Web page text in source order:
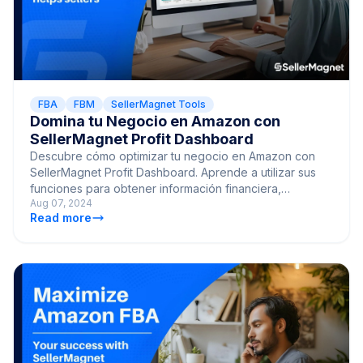
FBA FBM SellerMagnet Tools
Domina tu Negocio en Amazon con
SellerMagnet Profit Dashboard
Descubre cómo optimizar tu negocio en Amazon con
SellerMagnet Profit Dashboard. Aprende a utilizar sus
funciones para obtener información financiera,
gestionar costes y optimizar la rentabilidad.
Aug 07, 2024
Read more